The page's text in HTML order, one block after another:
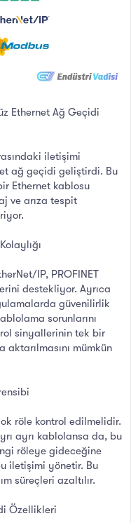
Ethernet Ağ Geçidi
iletişimi
ağ geçidi geliştirdi. Bu
Ethernet kablosu
ve arıza tespit
IP, PROFINET
destekliyor. Ayrıca
güvenilirlik
sorunlarını
sinyallerinin tek bir
aktarılmasını mümkün
röle kontrol edilmelidir.
ayrı kablolansa da, bu
röleye gideceğine
iletişimi yönetir. Bu
süreçleri azaltılır.
Özellikleri